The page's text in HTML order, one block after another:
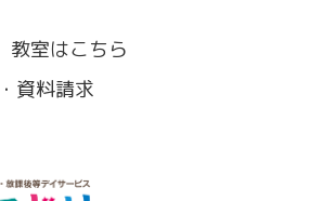
教室はこちら
資料請求